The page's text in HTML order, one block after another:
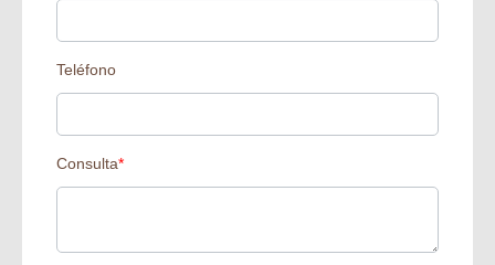
Teléfono
Consulta*